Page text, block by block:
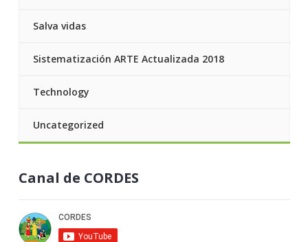
Salva vidas
Sistematización ARTE Actualizada 2018
Technology
Uncategorized
Canal de CORDES